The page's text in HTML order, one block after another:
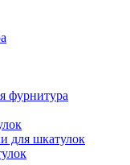
фурнитура
для шкатулок